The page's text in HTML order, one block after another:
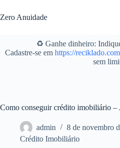
para
o
Zero Anuidade
♻️ Ganhe dinheiro:
Cadastre-se em https://reciklado.com
sem
Como conseguir crédito imobiliário –
admin
8 de novembro
Crédito Imobiliário